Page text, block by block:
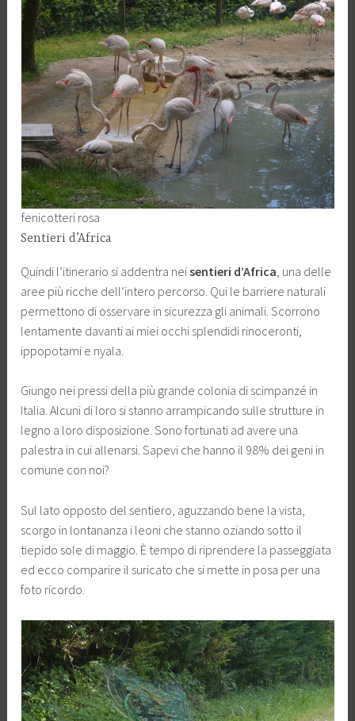
fenicotteri rosa
Sentieri d’Africa
Quindi l’itinerario si addentra neisentieri d’Africa , una delle
aree più ricche dell’intero percorso. Qui le barriere naturali
permettono di osservare in sicurezza gli animali. Scorrono
lentamente davanti ai miei occhi splendidi rinoceronti,
ippopotami e nyala.
Giungo nei pressi della più grande colonia di scimpanzé in
Italia. Alcuni di loro si stanno arrampicando sulle strutture in
legno a loro disposizione. Sono fortunati ad avere una
palestra in cui allenarsi. Sapevi che hanno il 98% dei geni in
comune con noi?
Sul lato opposto del sentiero, aguzzando bene la vista,
scorgo in lontananza i leoni che stanno oziando sotto il
tiepido sole di maggio. È tempo di riprendere la passeggiata
ed ecco comparire il suricato che si mette in posa per una
foto ricordo.